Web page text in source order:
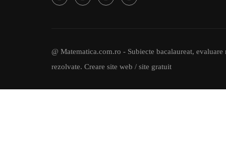
@ Matematica.com.ro - Subiecte bacalaureat,
rezolvate. Creare site web / site gratuit